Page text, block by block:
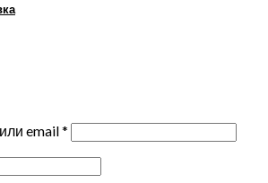
email*